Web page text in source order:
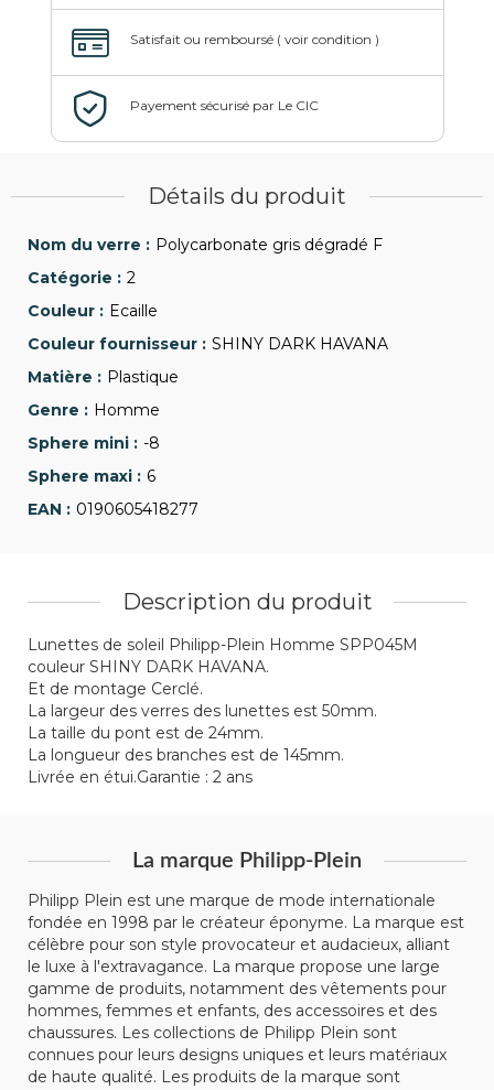
Détails du produit
Polycarbonate gris dégradé F
2
Ecaille
SHINY DARK HAVANA
Plastique
Homme
-8
6
0190605418277
Description du produit
Lunettes de soleil Philipp-Plein Homme SPP045M
couleur SHINY DARK HAVANA.
Et de montage Cerclé.
La largeur des verres des lunettes est 50mm.
La taille du pont est de 24mm.
La longueur des branches est de 145mm.
Livrée en étui.Garantie : 2 ans
La marque Philipp-Plein
Philipp Plein est une marque de mode internationale
fondée en 1998 par le créateur éponyme. La marque est
célèbre pour son style provocateur et audacieux, alliant
le luxe à l'extravagance. La marque propose une large
gamme de produits, notamment des vêtements pour
hommes, femmes et enfants, des accessoires et des
chaussures. Les collections de Philipp Plein sont
connues pour leurs designs uniques et leurs matériaux
de haute qualité. Les produits de la marque sont